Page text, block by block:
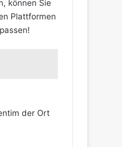
können Sie
Plattformen
der Ort